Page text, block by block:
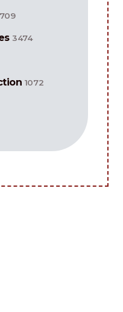
3474
1072